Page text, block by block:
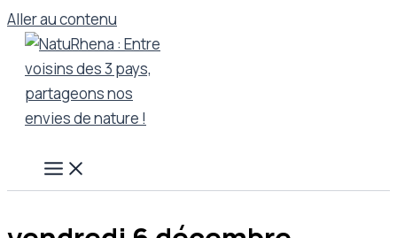
Aller au contenu